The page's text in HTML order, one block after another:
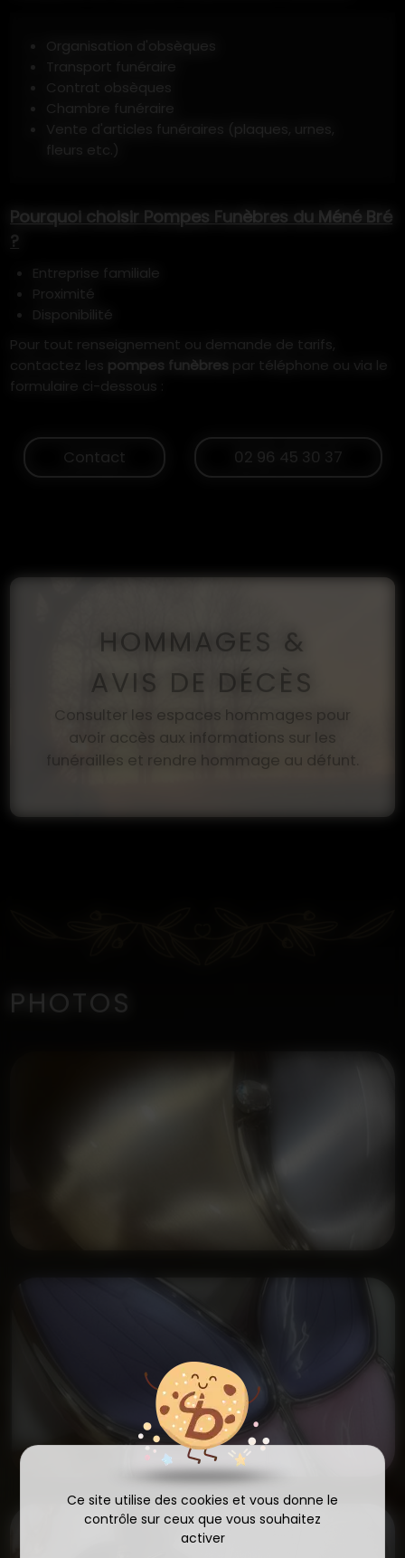
Ce site utilise des cookies et vous donne le
contrôle sur ceux que vous souhaitez
activer
Organisation d'obsèques
Transport funéraire
Contrat obsèques
Chambre funéraire
Vente d'articles funéraires (plaques, urnes,
fleurs etc.)
Pourquoi choisir Pompes Funèbres du Méné Bré
?
Entreprise familiale
Proximité
Disponibilité
Pour tout renseignement ou demande de tarifs,
contactez les pompes funèbres par téléphone ou via le
formulaire ci-dessous :
Contact 02 96 45 30 37
HOMMAGES &
AVIS DE DÉCÈS
Consulter les espaces hommages pour
avoir accès aux informations sur les
funérailles et rendre hommage au défunt.
PHOTOS